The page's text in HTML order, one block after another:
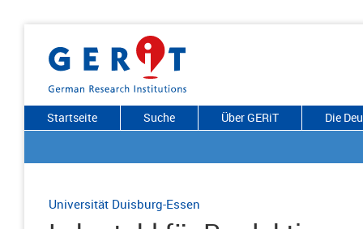
Startseite Suche Über GERiT Die
Universität Duisburg-Essen